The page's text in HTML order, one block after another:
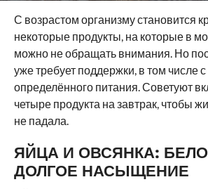
С возрастом организму становится
некоторые продукты, на которые в
можно не обращать внимания. Но
уже требует поддержки, в том числе
определённого питания. Советуют
четыре продукта на завтрак, чтобы
не падала.
ЯЙЦА И ОВСЯНКА:
ДОЛГОЕ НАСЫЩЕНИЕ